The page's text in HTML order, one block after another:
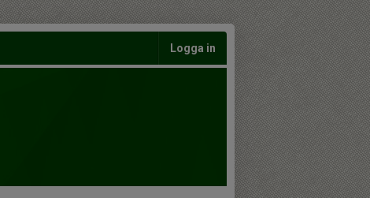
Logga in